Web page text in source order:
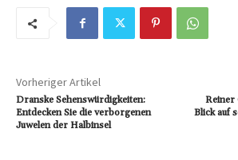
Vorheriger Artikel
Dranske Sehenswürdigkeiten:
Entdecken Sie die verborgenen
Juwelen der Halbinsel
Reiner
Blick auf